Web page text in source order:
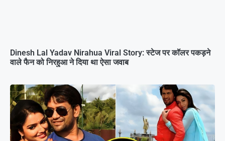
Dinesh Lal Yadav Nirahua Viral Story: स्टेज पर कॉलर पकड़ने
वाले फैन को निरहुआ ने दिया था ऐसा जवाब